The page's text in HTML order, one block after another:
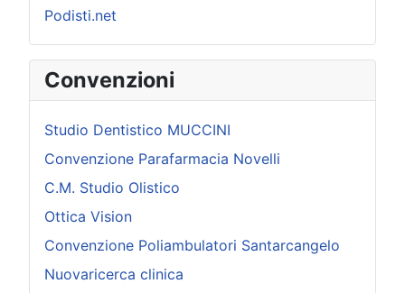
Podisti.net
Convenzioni
Studio Dentistico MUCCINI
Convenzione Parafarmacia Novelli
C.M. Studio Olistico
Ottica Vision
Convenzione Poliambulatori Santarcangelo
Nuovaricerca clinica